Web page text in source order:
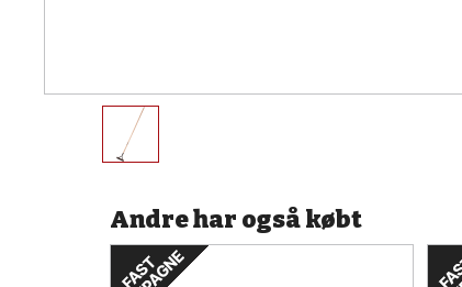
Andre har også købt